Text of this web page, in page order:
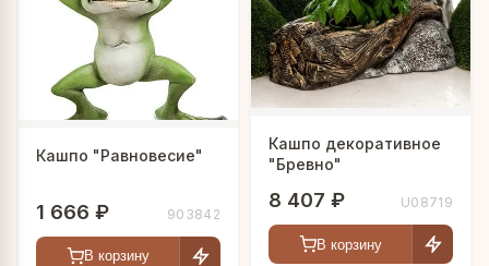
Кашпо "Равновесие"
1 666 ₽ 903842
В корзину
Кашпо декоративное
"Бревно"
8 407 ₽ U08719
В корзину